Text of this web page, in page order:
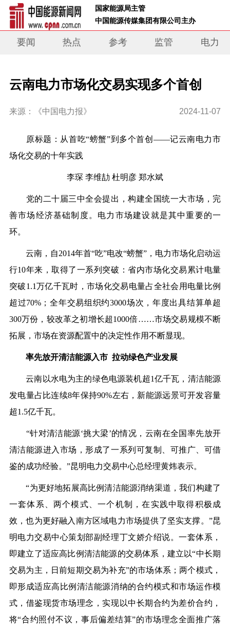
国家能源局主管
中国能源传媒集团有限公司主办
要闻 热点 参考 监管 电力
云南电力市场化交易实现多个首创
来源：《中国电力报》 2024-11-07
原标题： 从首吃“螃蟹”到多个首创 ——记云南电力市
场化交易的十年实践
李琛 李维劼 杜明彦 郑水斌
党的二十届三中全会提出，构建全国统一大市场，完
善市场经济基础制度。电力市场建设就是其中重要的一
环。
云南，自2014年首“吃”电改“螃蟹”，电力市场化启动运
行10年来，取得了一系列突破：省内市场化交易累计电量
突破1.1万亿千瓦时，市场化交易电量占全社会用电量比例
超过70%；全年交易组织约3000场次，年度出具结算单超
300万份，较改革之初增长超1000倍……市场交易规模不断
拓展，市场在资源配置中的决定性作用不断显现。
率先放开清洁能源入市 拉动绿色产业发展
云南以水电为主的绿色电源装机超1亿千瓦，清洁能源
发电量占比连续8年保持90%左右，新能源远景可开发容量
超1.5亿千瓦。
“针对清洁能源‘挑大梁’的情况，云南在全国率先放开
清洁能源进入市场，形成了一系列可复制、可推广、可借
鉴的成功经验。”昆明电力交易中心总经理黄炜表示。
“为更好地拓展高比例清洁能源消纳渠道，我们构建了
一套体系、两个模式、一个机制，在实践中取得积极成
效，也为更好融入南方区域电力市场提供了坚实支撑。”昆
明电力交易中心策划部副经理丁文娇介绍说。一套体系，
即建立了适应高比例清洁能源的交易体系，建立以“中长期
交易为主，日前短期交易为补充”的市场体系；两个模式，
即形成适应高比例清洁能源消纳的合约模式和市场运作模
式，借鉴现货市场理念，实现以中长期合约为差价合约，
将“合约照付不议，事后偏差结算”的市场理念全面推广落